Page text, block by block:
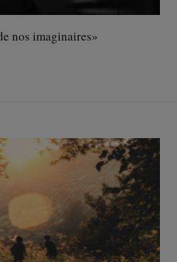
nos imaginaires»